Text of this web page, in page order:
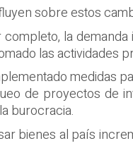
sobre estos
la
las actividades
medidas
de proyectos de
burocracia.
bienes al país